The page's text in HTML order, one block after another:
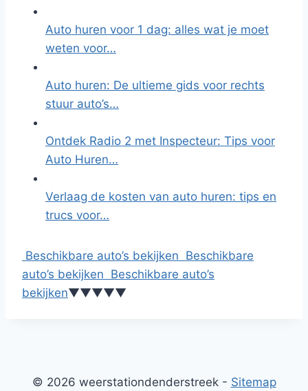
Auto huren voor 1 dag: alles wat je moet
weten voor…
Auto huren: De ultieme gids voor rechts
stuur auto’s…
Ontdek Radio 2 met Inspecteur: Tips voor
Auto Huren…
Verlaag de kosten van auto huren: tips en
trucs voor…
Beschikbare auto’s bekijken Beschikbare
auto’s bekijken Beschikbare auto’s
bekijken▼▼▼▼▼
© 2026 weerstationdenderstreek - Sitemap